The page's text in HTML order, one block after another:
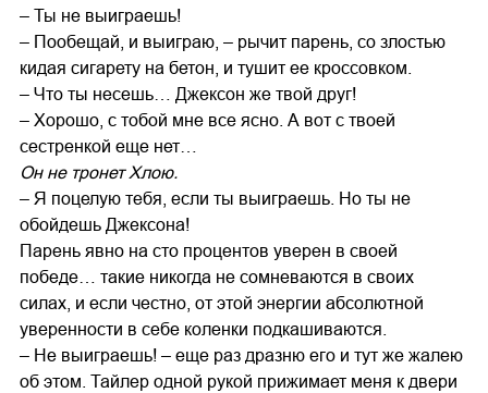
– Ты не выиграешь!
– Пообещай, и выиграю, – рычит парень, со злостью
кидая сигарету на бетон, и тушит ее кроссовком.
– Что ты несешь… Джексон же твой друг!
– Хорошо, с тобой мне все ясно. А вот с твоей
сестренкой еще нет…
Он не тронет Хлою.
– Я поцелую тебя, если ты выиграешь. Но ты не
обойдешь Джексона!
Парень явно на сто процентов уверен в своей
победе… такие никогда не сомневаются в своих
силах, и если честно, от этой энергии абсолютной
уверенности в себе коленки подкашиваются.
– Не выиграешь! – еще раз дразню его и тут же жалею
об этом. Тайлер одной рукой прижимает меня к двери